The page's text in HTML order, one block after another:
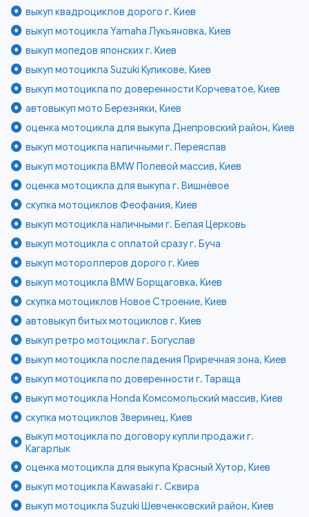
выкуп квадроциклов дорого г. Киев
выкуп мотоцикла Yamaha Лукьяновка, Киев
выкуп мопедов японских г. Киев
выкуп мотоцикла Suzuki Куликове, Киев
выкуп мотоцикла по доверенности Корчеватое, Киев
автовыкуп мото Березняки, Киев
оценка мотоцикла для выкупа Днепровский район, Киев
выкуп мотоцикла наличными г. Переяслав
выкуп мотоцикла BMW Полевой массив, Киев
оценка мотоцикла для выкупа г. Вишнёвое
скупка мотоциклов Феофания, Киев
выкуп мотоцикла наличными г. Белая Церковь
выкуп мотоцикла с оплатой сразу г. Буча
выкуп мотороллеров дорого г. Киев
выкуп мотоцикла BMW Борщаговка, Киев
скупка мотоциклов Новое Строение, Киев
автовыкуп битых мотоциклов г. Киев
выкуп ретро мотоцикла г. Богуслав
выкуп мотоцикла после падения Приречная зона, Киев
выкуп мотоцикла по доверенности г. Тараща
выкуп мотоцикла Honda Комсомольский массив, Киев
скупка мотоциклов Зверинец, Киев
выкуп мотоцикла по договору купли продажи г.
Кагарлык
оценка мотоцикла для выкупа Красный Хутор, Киев
выкуп мотоцикла Kawasaki г. Сквира
выкуп мотоцикла Suzuki Шевченковский район, Киев